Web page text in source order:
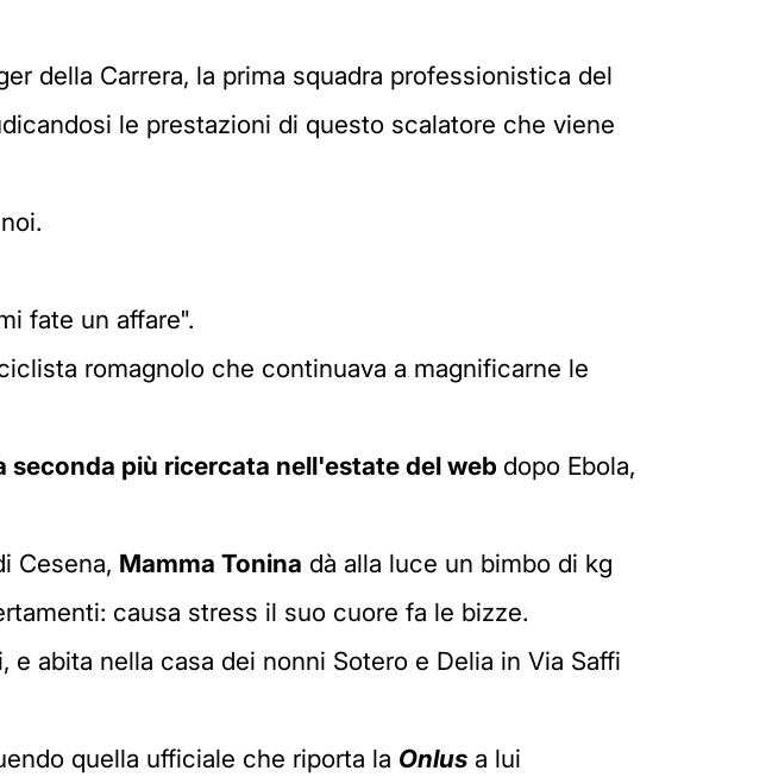
della Carrera, la prima squadra professionistica del
le prestazioni di questo scalatore che viene
fate un affare".
romagnolo che continuava a magnificarne le
seconda più ricercata nell'estate del web dopo Ebola,
Cesena, Mamma Tonina dà alla luce un bimbo di kg
causa stress il suo cuore fa le bizze.
e abita nella casa dei nonni Sotero e Delia in Via Saffi
quella ufficiale che riporta la Onlus a lui